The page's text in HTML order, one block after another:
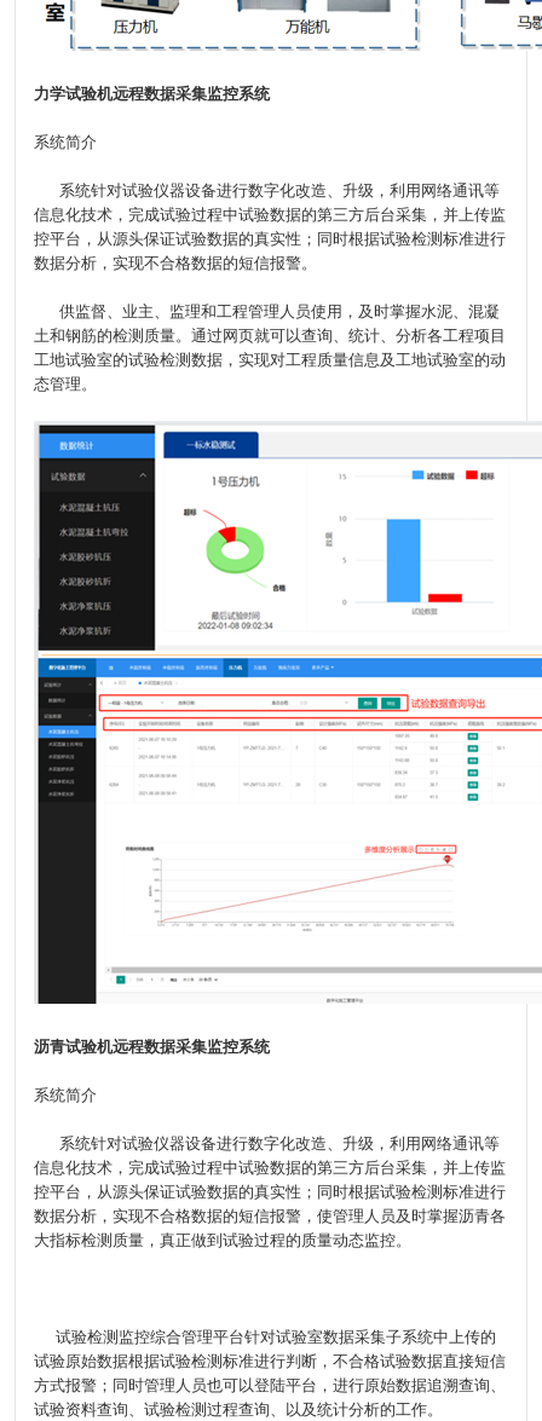
力学试验机远程数据采集监控系统
系统简介
系统针对试验仪器设备进行数字化改造、升级，利用网络通讯等
信息化技术，完成试验过程中试验数据的第三方后台采集，并上传监
控平台，从源头保证试验数据的真实性；同时根据试验检测标准进行
数据分析，实现不合格数据的短信报警。
供监督、业主、监理和工程管理人员使用，及时掌握水泥、混凝
土和钢筋的检测质量。通过网页就可以查询、统计、分析各工程项目
工地试验室的试验检测数据，实现对工程质量信息及工地试验室的动
态管理。
沥青试验机远程数据采集监控系统
系统简介
系统针对试验仪器设备进行数字化改造、升级，利用网络通讯等
信息化技术，完成试验过程中试验数据的第三方后台采集，并上传监
控平台，从源头保证试验数据的真实性；同时根据试验检测标准进行
数据分析，实现不合格数据的短信报警，使管理人员及时掌握沥青各
大指标检测质量，真正做到试验过程的质量动态监控。
试验检测监控综合管理平台针对试验室数据采集子系统中上传的
试验原始数据根据试验检测标准进行判断，不合格试验数据直接短信
方式报警；同时管理人员也可以登陆平台，进行原始数据追溯查询、
试验资料查询、试验检测过程查询、以及统计分析的工作。